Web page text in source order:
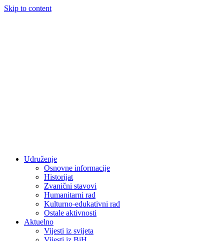
Skip to content
Udruženje
Osnovne informacije
Historijat
Zvanični stavovi
Humanitarni rad
Kulturno-edukativni rad
Ostale aktivnosti
Aktuelno
Vijesti iz svijeta